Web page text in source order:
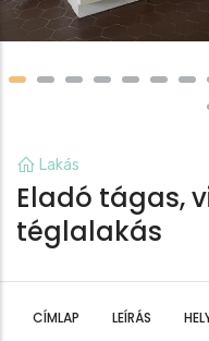
Lakás
Eladó tágas,
téglalakás
CÍMLAP LEÍRÁS